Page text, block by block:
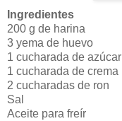
Ingredientes
200 g de harina
3 yema de huevo
1 cucharada de azúcar
1 cucharada de crema
2 cucharadas de ron
Sal
Aceite para freír